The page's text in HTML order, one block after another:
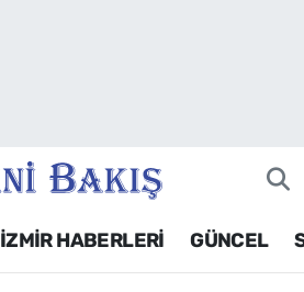
İZMİR HABERLERİ GÜNCEL